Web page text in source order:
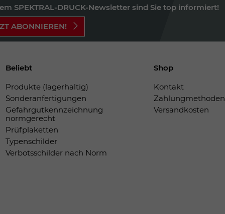
SPEKTRAL-DRUCK-Newsletter sind Sie top informiert!
ABONNIEREN!
Beliebt
Produkte (lagerhaltig)
Sonderanfertigungen
Gefahrgutkennzeichnung
normgerecht
Prüfplaketten
Typenschilder
Verbotsschilder nach Norm
Shop
Kontakt
Zahlungmethoden
Versandkosten